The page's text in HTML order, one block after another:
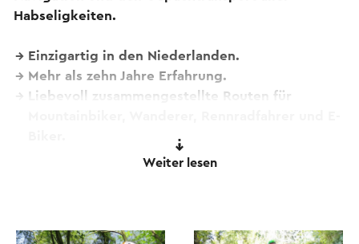
Habseligkeiten.
Einzigartig in den Niederlanden.
Mehr als zehn Jahre Erfahrung.
Liebevoll zusammengestellte Routen für
Zwei Übernachtungen unterwegs sind inklusive
bedienen, jeder kann es tun.
Weiter lesen